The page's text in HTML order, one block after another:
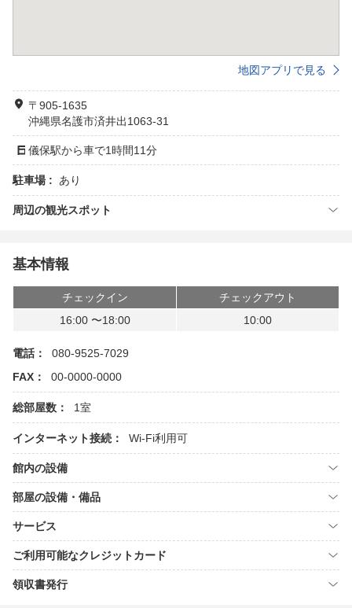
地図アプリで見る
〒905-1635
沖縄県名護市済井出1063-31
儀保駅から車で1時間11分
駐車場 : あり
周辺の観光スポット
基本情報
チェックイン
チェックアウト
16:00 〜18:00
10:00
電話：
080-9525-7029
FAX：
00-0000-0000
総部屋数： 1室
インターネット接続： Wi-Fi利用可
館内の設備
部屋の設備・備品
サービス
ご利用可能なクレジットカード
領収書発行